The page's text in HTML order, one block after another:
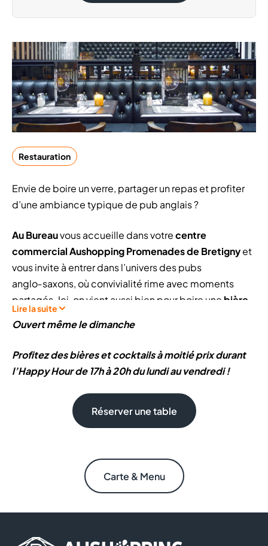
Restauration
Envie de boire un verre, partager un repas et profiter
d’une ambiance typique de pub anglais ?
Au Bureauvous accueille dans votrecentre
commercial Aushopping Promenades de Bretignyet
vous invite à entrer dans l’univers des pubs
anglo‑saxons, où convivialité rime avec moments
partagés. Ici, on vient aussi bien pour boire une bière,
grignoter, déjeuner ou dîner,
chaleureuse et animée.
Entrez dans l’univers desPubs anglaiset découvrez la
cuisine Au Bureau : conviviale, généreuse et
. La carte est pensée pour s’adapter à tous
les moments de la journée, avec des plats
accessibles et des recettes faciles à partager entre
En restaurant, retrouvez notamment :
Des options pour
grignoter ou partager
Lire la suite
Ouvert même le dimanche
Profitez des bières et cocktails à moitié prix durant
l’Happy Hour de 17h à 20h du lundi au vendredi !
Réserver une table
Carte & Menu